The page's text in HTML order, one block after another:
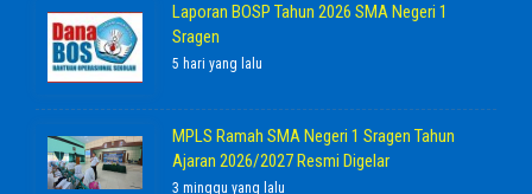
Laporan BOSP Tahun 2026 SMA Negeri 1
Sragen
5 hari yang lalu
MPLS Ramah SMA Negeri 1 Sragen Tahun
Ajaran 2026/2027 Resmi Digelar
3 minggu yang lalu